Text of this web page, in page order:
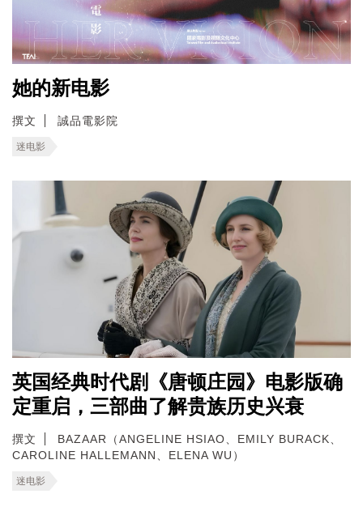
她的新电影
撰文 誠品電影院
迷电影
英国经典时代剧《唐顿庄园》电影版确
定重启，三部曲了解贵族历史兴衰
撰文
BAZAAR（ANGELINE HSIAO、EMILY BURACK、
CAROLINE HALLEMANN、ELENA WU）
迷电影